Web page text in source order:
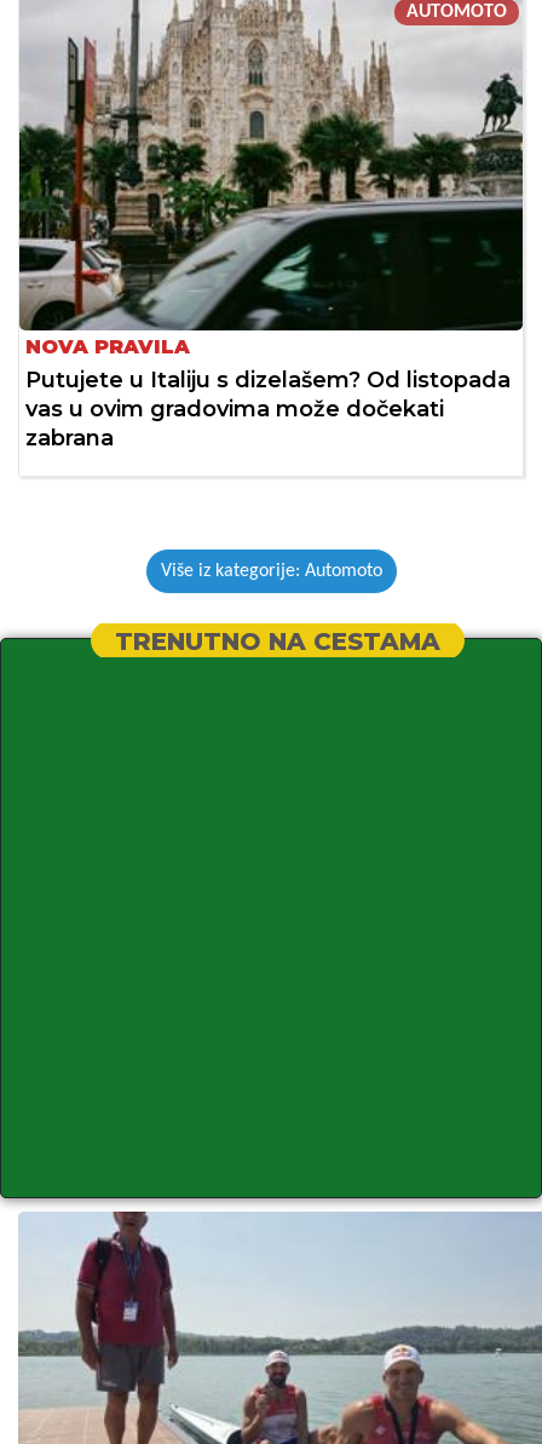
AUTOMOTO
NOVA PRAVILA
Putujete u Italiju s dizelašem? Od listopada
vas u ovim gradovima može dočekati
zabrana
Više iz kategorije: Automoto
TRENUTNO NA CESTAMA